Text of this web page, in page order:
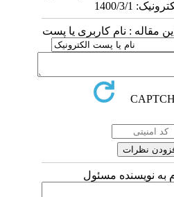
مقاله : نام کاربری یا پست
به نویسنده مسئول